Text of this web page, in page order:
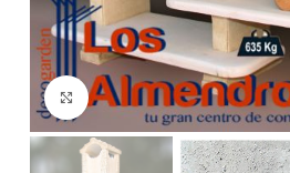
Clic para ampliar